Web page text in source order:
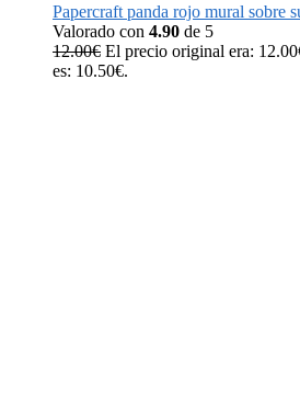
Papercraft panda rojo mural sobre
Valorado con 4.90 de 5
12.00€ El precio original era:
es: 10.50€.